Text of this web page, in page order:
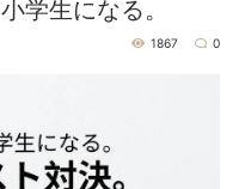
学生になる。
1867 0